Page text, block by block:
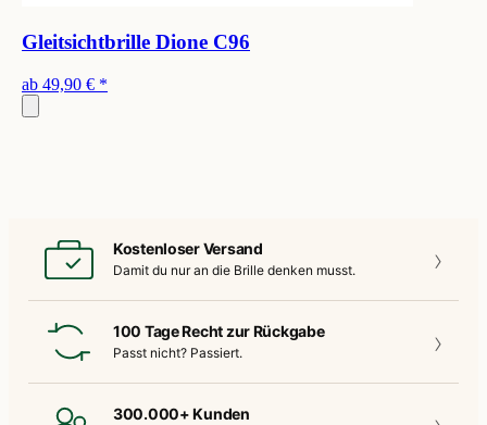
Gleitsichtbrille Dione C96
ab 49,90 € *
Kostenloser Versand
Damit du nur an die Brille denken musst.
100 Tage Recht zur Rückgabe
Passt nicht? Passiert.
300.000+ Kunden